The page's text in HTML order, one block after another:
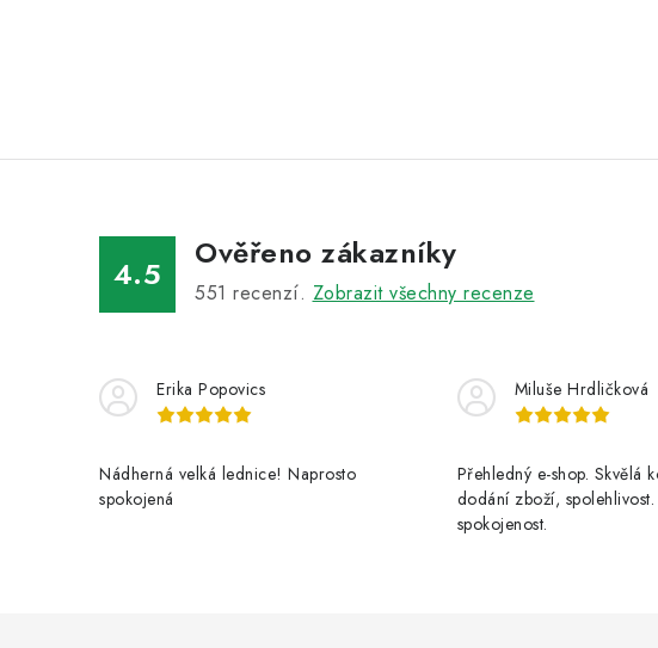
4.5
Ověřeno zákazníky
551 recenzí. Zobrazit všechny recenze
Erika Popovics
Nádherná velká lednice! Naprosto
spokojená
Miluše Hrdličková
Přehledný e-shop. Skvělá
dodání zboží,
spokojenost.